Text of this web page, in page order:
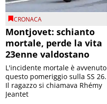
CRONACA
Montjovet: schianto
mortale, perde la vita
23enne valdostano
L'incidente mortale è avvenuto
questo pomeriggio sulla SS 26.
Il ragazzo si chiamava Rhémy
Jeantet